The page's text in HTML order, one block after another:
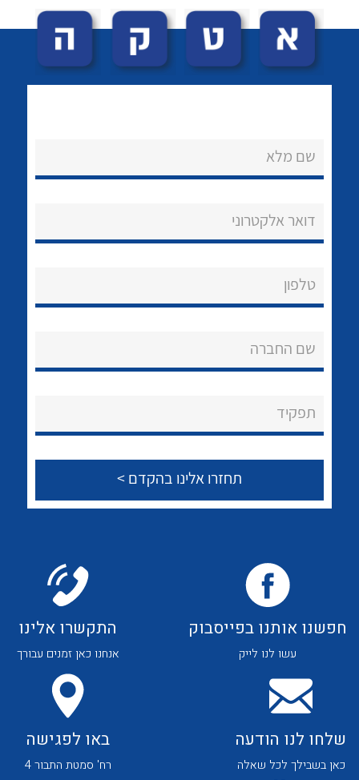
שירותי תמיכה
לכל מוצרי היצרן לכל מוצרי היצרן
לכל מוצרי היצרן לכל מוצרי היצרן
לכל מוצרי היצרן
שם מלא
דואר אלקטרוני
טלפון
שם החברה
תפקיד
חפשנו אותנו בפייסבוק
עשו לנו לייק
התקשרו אלינו
אנחנו כאן זמנים עבורך
שלחו לנו הודעה
כאן בשבילך לכל שאלה
באו לפגישה
רח' סמטת התבור 4